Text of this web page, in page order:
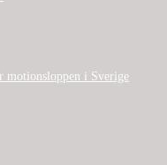
motionsloppen i Sverige